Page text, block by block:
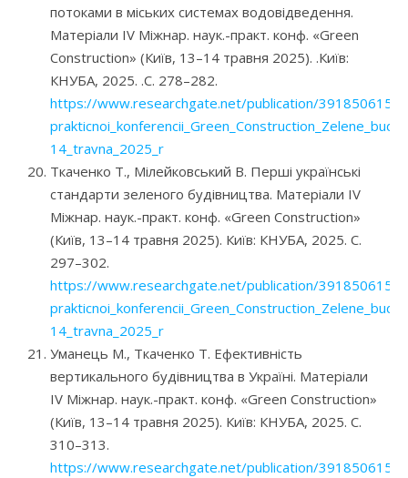
потоками в міських системах водовідведення.
Матеріали IV Міжнар. наук.-практ. конф. «Green
Construction» (Київ, 13–14 травня 2025). .Київ:
КНУБА, 2025. .С. 278–282.
https://www.researchgate.net/publication/
14_travna_2025_r
Ткаченко Т., Мілейковський В. Перші українські
стандарти зеленого будівництва. Матеріали IV
Міжнар. наук.-практ. конф. «Green Construction»
(Київ, 13–14 травня 2025). Київ: КНУБА, 2025. С.
297–302.
https://www.researchgate.net/publication/
14_travna_2025_r
Уманець М., Ткаченко Т. Ефективність
вертикального будівництва в Україні. Матеріали
IV Міжнар. наук.-практ. конф. «Green Construction»
(Київ, 13–14 травня 2025). Київ: КНУБА, 2025. С.
310–313.
https://www.researchgate.net/publication/